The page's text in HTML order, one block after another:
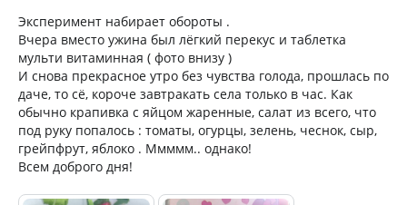
Эксперимент набирает обороты .
Вчера вместо ужина был лёгкий перекус и таблетка
мульти витаминная ( фото внизу )
И снова прекрасное утро без чувства голода, прошлась по
даче, то сё, короче завтракать села только в час. Как
обычно крапивка с яйцом жаренные, салат из всего, что
под руку попалось : томаты, огурцы, зелень, чеснок, сыр,
грейпфрут, яблоко . Ммммм.. однако!
Всем доброго дня!